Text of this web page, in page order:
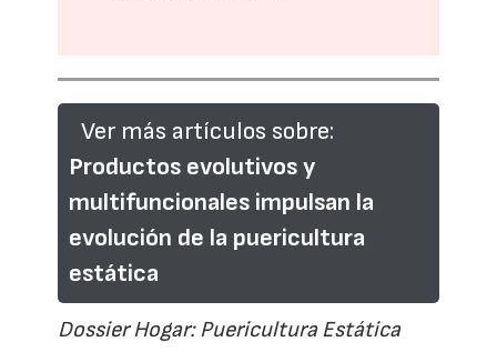
Ver más artículos sobre:
Productos evolutivos y
multifuncionales impulsan la
evolución de la puericultura
estática
Dossier Hogar: Puericultura Estática